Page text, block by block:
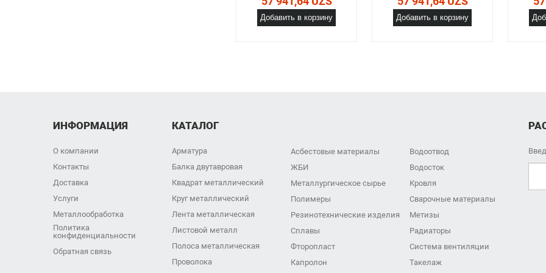
Добавить в корзину Добавить в корзину
ИНФОРМАЦИЯ
О компании
Контакты
Доставка
Услуги
Металлообработка
Политика
конфиденциальности
Обратная связь
КАТАЛОГ
Арматура
Балка двутавровая
Квадрат металлический
Круг металлический
Лента металлическая
Листовой металл
Полоса металлическая
Проволока
Асбестовые материалы
ЖБИ
Металлургическое сырье
Полимеры
Резинотехнические изделия
Сплавы
Фторопласт
Капролон
Водоотвод
Водосток
Кровля
Сварочные материалы
Метизы
Радиаторы
Система вентиляции
Такелаж